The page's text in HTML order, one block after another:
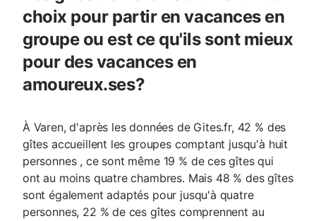
choix pour partir en vacances en
groupe ou est ce qu'ils sont mieux
pour des vacances en
amoureux.ses?
À Varen, d'après les données de Gites.fr, 42 % des
gîtes accueillent les groupes comptant jusqu'à huit
personnes , ce sont même 19 % de ces gîtes qui
ont au moins quatre chambres. Mais 48 % des gîtes
sont également adaptés pour jusqu'à quatre
personnes, 22 % de ces gîtes comprennent au